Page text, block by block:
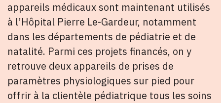
appareils médicaux sont maintenant utilisés
à l’Hôpital Pierre Le-Gardeur, notamment
dans les départements de pédiatrie et de
natalité. Parmi ces projets financés, on y
retrouve deux appareils de prises de
paramètres physiologiques sur pied pour
offrir à la clientèle pédiatrique tous les soins